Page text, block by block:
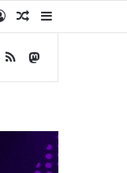
AnmeldenZufälliger
YouTube
RSS